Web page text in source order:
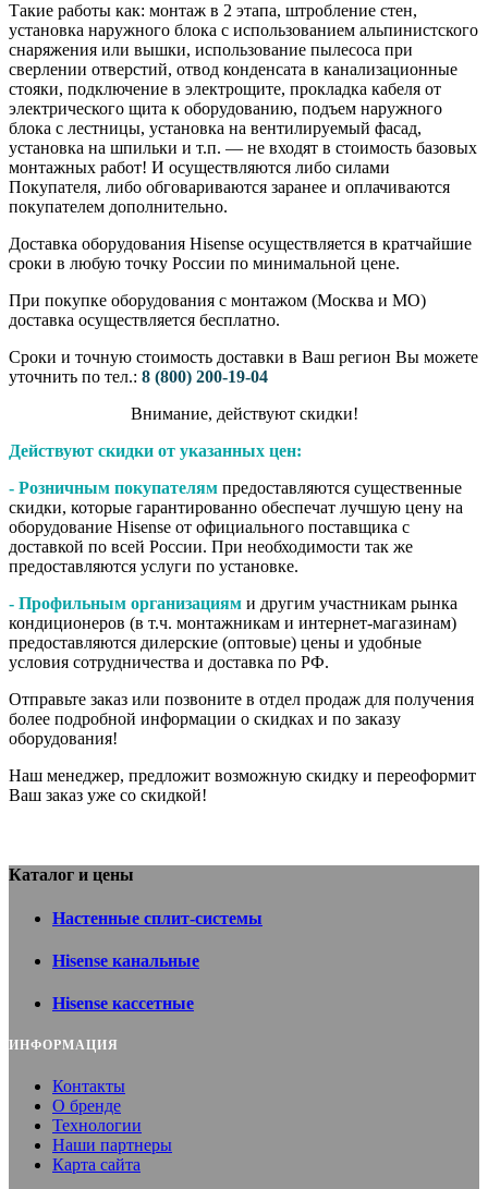
Такие работы как: монтаж в 2 этапа, штробление стен,
установка наружного блока с использованием альпинистского
снаряжения или вышки, использование пылесоса при
сверлении отверстий, отвод конденсата в канализационные
стояки, подключение в электрощите, прокладка кабеля от
электрического щита к оборудованию, подъем наружного
блока с лестницы, установка на вентилируемый фасад,
установка на шпильки и т.п. — не входят в стоимость базовых
монтажных работ! И осуществляются либо силами
Покупателя, либо обговариваются заранее и оплачиваются
покупателем дополнительно.
Доставка оборудования Hisense осуществляется в кратчайшие
сроки в любую точку России по минимальной цене.
При покупке оборудования с монтажом (Москва и МО)
доставка осуществляется бесплатно.
Сроки и точную стоимость доставки в Ваш регион Вы можете
уточнить по тел.: 8 (800) 200-19-04
Внимание,​ действуют​ скидки!
Действуют скидки от указанных цен:
- Розничным покупателям предоставляются существенные
скидки, которые гарантированно обеспечат лучшую цену на
оборудование Hisense от официального поставщика с
доставкой по всей России. При необходимости так же
предоставляются услуги по установке.
- Профильным организациям и другим участникам рынка
кондиционеров (в т.ч. монтажникам и интернет-магазинам)
предоставляются дилерские (оптовые) цены и удобные
условия сотрудничества и доставка по РФ.
Отправьте заказ или позвоните в отдел продаж для получения
более подробной информации о скидках и по заказу
оборудования!
Наш менеджер, предложит возможную скидку и переоформит
Ваш заказ уже со скидкой!
Каталог и цены
Настенные сплит-системы
Hisense канальные
Hisense кассетные
ИНФОРМАЦИЯ
Контакты
О бренде
Технологии
Наши партнеры
Карта сайта